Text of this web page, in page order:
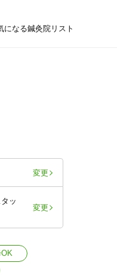
になる鍼灸院リスト
変更
ッ
変更